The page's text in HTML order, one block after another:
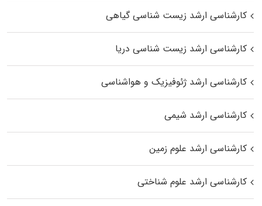
کارشناسی ارشد زیست‌ شناسی گیاهی
کارشناسی ارشد زیست‌ شناسی دریا
کارشناسی ارشد ژئوفیزیک و هواشناسی
کارشناسی ارشد شیمی
کارشناسی ارشد علوم زمین
کارشناسی ارشد علوم شناختی